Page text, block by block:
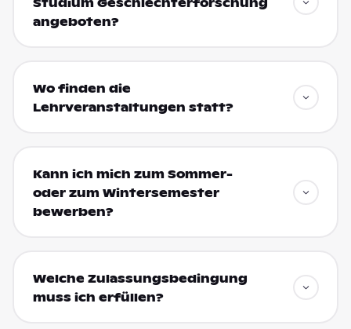
Studium Geschlechterforschung
angeboten?
Wo finden die
Lehrveranstaltungen statt?
Kann ich mich zum Sommer-
oder zum Wintersemester
bewerben?
Welche Zulassungsbedingung
muss ich erfüllen?